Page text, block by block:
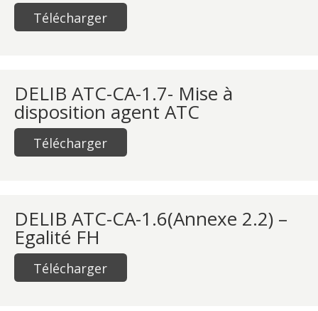
Télécharger
DELIB ATC-CA-1.7- Mise à
disposition agent ATC
Télécharger
DELIB ATC-CA-1.6(Annexe 2.2) –
Egalité FH
Télécharger